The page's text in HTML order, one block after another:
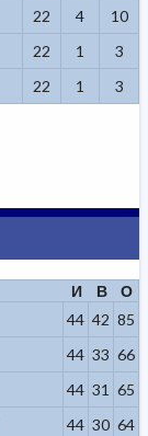
22 4
10
22 1
3
22 1
3
И В
О
44 42 85
44 33 66
44 31 65
44 30 64